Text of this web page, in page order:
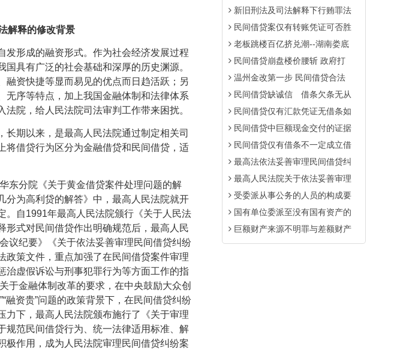
解释的修改背景
发形成的融资形式。作为社会经济发展过程
具有广泛的社会基础和深厚的历史渊源。
融资快捷等显而易见的优点而日趋活跃；另
无序等特点，加上我国金融体制和法律体系
院，给人民法院司法审判工作带来困扰。
长期以来，是最高人民法院通过制定相关司
将借贷行为区分为金融借贷和民间借贷，适
东分院《关于黄金借贷案件处理问题的解
分为高利贷的解答》中，最高人民法院就开
。自1991年最高人民法院颁行《关于人民法
形式对民间借贷作出明确规范后，最高人民
议纪要》《关于依法妥善审理民间借贷纠纷
政策文件，重点加强了在民间借贷案件审理
治虚假诉讼与刑事犯罪行为等方面工作的指
于金融体制改革的要求，在中央鼓励大众创
”“融资贵”问题的政策背景下，在民间借贷纠纷
力下，最高人民法院颁布施行了《关于审理
规范民间借贷行为、统一法律适用标准、解
极作用，成为人民法院审理民间借贷纠纷案
新旧刑法及司法解释下行贿罪法
民间借贷案仅有转账凭证可否胜
老板跳楼百亿挤兑潮--湖南娄底
民间借贷崩盘楼价腰斩 政府打
温州金改第一步 民间借贷合法
民间借贷缺诚信 借条欠条无从
民间借贷仅有汇款凭证无借条如
民间借贷中巨额现金交付的证据
民间借贷仅有借条不一定成立借
最高法依法妥善审理民间借贷纠
最高人民法院关于依法妥善审理
受委派从事公务的人员的构成要
国有单位委派至没有国有资产的
巨额财产来源不明罪与差额财产